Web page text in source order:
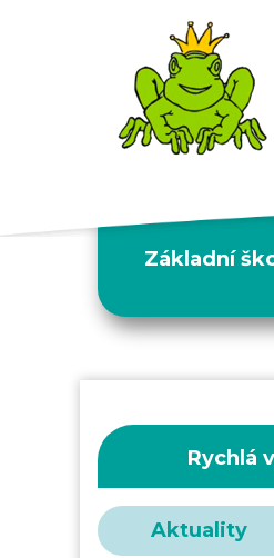
Základní
Rychlá
Aktuality